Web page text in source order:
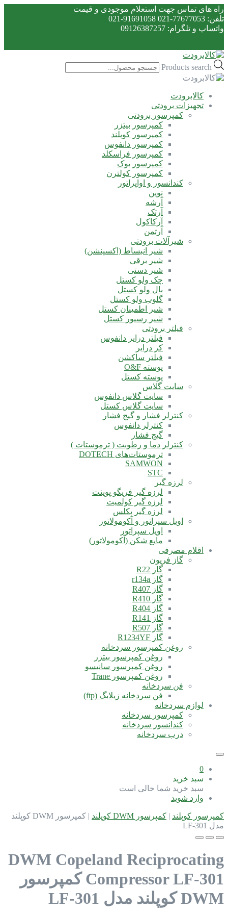
راه های تماس جهت استعلام موجودی و قیمت
تلفن: 77677053-021 91691058-021
واتساپ و تلگرام: 09126387257
Products search
کالابرودت
تجهیزات برودتی
کمپرسور برودتی
کمپرسور بیتزر
کمپرسور کوپلند
کمپرسور دانفوس
کمپرسور فراسکلد
کمپرسور بوک
کمپرسور کولترن
کندانسور و اواپراتور
نوین
آرشه
آرتک
آرکاکول
آرتمن
شیرآلات برودتی
شیر انبساط (اکسپنشن)
شیر برقی
شیر دستی
چک ولو کستل
بال ولو کستل
گلوب ولو کستل
شیر اطمینان کستل
شیر رسیور کستل
فیلتر برودتی
فیلتر درایر دانفوس
کر درایر
فیلتر ساکشن
پوسته O&F
پوسته کستل
سایت گلاس
سایت گلاس دانفوس
سایت گلاس کستل
کنترلر فشار و گیج فشار
کنترلر دانفوس
گیج فشار
کنترلر دما و رطوبت ( ترموستات )
ترموستات‌های DOTECH
SAMWON
STC
لرزه گیر
لرزه گیر فریگو پوینت
لرزه گیر کولمیت
لرزه گیر پکلس
اویل سپراتور و آکومولاتور
اویل سپراتور
مایع شکن (آکومولاتور)
اقلام مصرفی
گاز فریون
گاز R22
گاز r134a
گاز R407
گاز R410
گاز R404
گاز R141
گاز R507
گاز R1234YF
روغن کمپرسور سردخانه
روغن کمپرسور بیتزر
روغن کمپرسور سانیسو
روغن کمپرسور Trane
فن سردخانه
فن سردخانه زیلابگ (ftp)
لوازم سردخانه
کمپرسور سردخانه
کندانسور سردخانه
درب سردخانه
0
سبد خرید
سبد خرید شما خالی است
وارد شوید
کمپرسور کوپلند | کمپرسور DWM کوپلند |
کمپرسور DWM کوپلند
مدل LF-301
DWM Copeland Reciprocating
Compressor LF-301کمپرسور
DWM کوپلند مدل LF-301